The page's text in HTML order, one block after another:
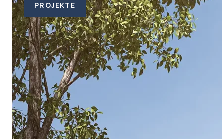
PROJEKTE